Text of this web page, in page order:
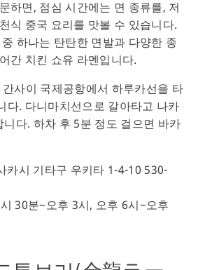
하면, 점심 시간에는 면 종류를, 저
식 중국 요리를 맛볼 수 있습니다.
하나는 탄탄한 면발과 다양한 종
간 치킨 쇼유 라멘입니다.
간사이 국제공항에서 하루카선을 타
다. 다니마치선으로 갈아타고 나카
다. 하차 후 5분 정도 걸으면 바카
카시 기타구 우키타 1-4-10 530-
30분~오후 3시, 오후 6시~오후